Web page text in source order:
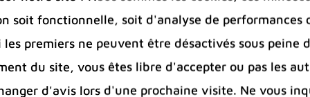
:
l'
shopping_cart  favorite_border shopping_cart  favorite_border
soit fonctionnelle, soit d'analyse de performances
les premiers ne peuvent être désactivés sous peine
du site, vous êtes libre d'accepter ou pas les
d'avis lors d'une prochaine visite. Ne vous